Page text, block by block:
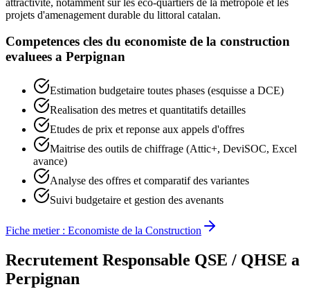
projets d'amenagement durable du littoral catalan.
Competences cles du economiste de la construction
evaluees a Perpignan
Estimation budgetaire toutes phases (esquisse a DCE)
Realisation des metres et quantitatifs detailles
Etudes de prix et reponse aux appels d'offres
Maitrise des outils de chiffrage (Attic+, DeviSOC, Excel
avance)
Analyse des offres et comparatif des variantes
Suivi budgetaire et gestion des avenants
Fiche metier : Economiste de la Construction
Recrutement Responsable QSE / QHSE a
Perpignan